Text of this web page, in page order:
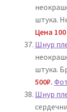
штука.
Цена
Шнур
штука.
500₽.
Шнур